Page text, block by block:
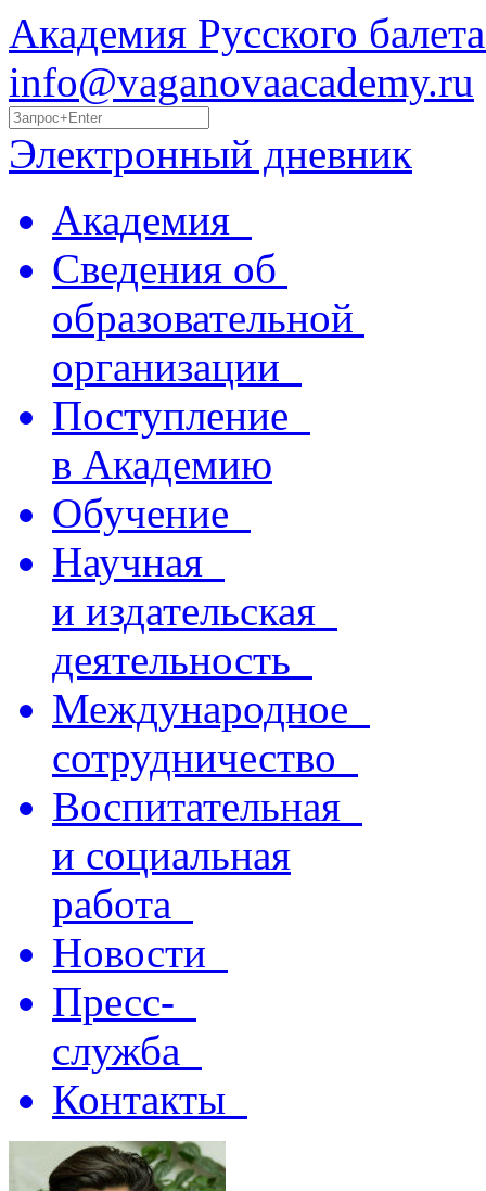
Академия Русского
info@vaganovaacademy.ru
Электронный дневник
Академия
Сведения об
образовательной
организации
Поступление
в Академию
Обучение
Научная
и издательская
деятельность
Международное
сотрудничество
Воспитательная
и социальная
работа
Новости
Пресс-
служба
Контакты